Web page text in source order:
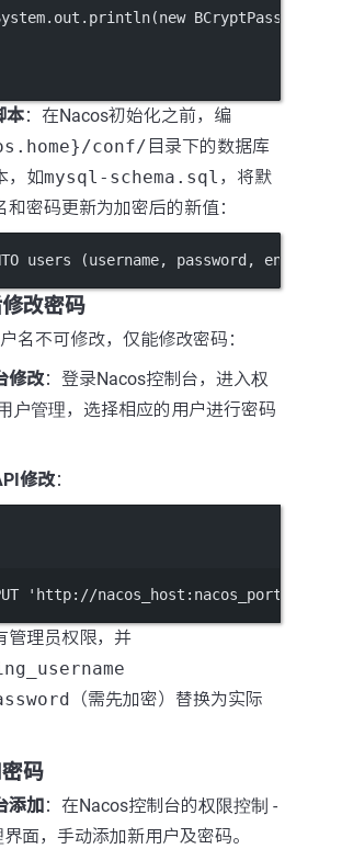
println(new
本：在Nacos初始化之前，编
conf/ 目录下的数据库
，如mysql-schema.sql ，将默
和密码更新为加密后的新值：
users (username, password , enabled
改密码
名不可修改，仅能修改密码：
修改：登录Nacos控制台，进入权
户管理，选择相应的用户进行密码
修改：
'http://nacos_host:nacos_port/nacos/
管理员权限，并
（需先加密）替换为实际
码
添加 ：在Nacos控制台的权限控制 -
界面，手动添加新用户及密码。